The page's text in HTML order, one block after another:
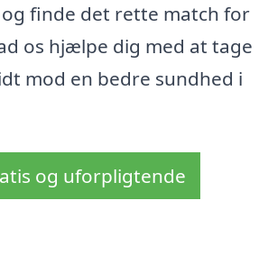
finde det rette match for
os hjælpe dig med at tage
mod en bedre sundhed i
og uforpligtende